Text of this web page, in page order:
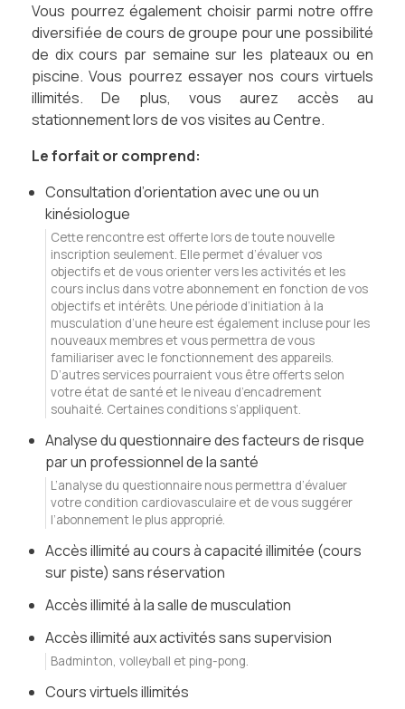
Vous pourrez également choisir parmi notre offre
diversifiée de cours de groupe pour une possibilité
de dix cours par semaine sur les plateaux ou en
piscine. Vous pourrez essayer nos cours virtuels
illimités. De plus, vous aurez accès au
stationnement lors de vos visites au Centre.
Le forfait or comprend:
Consultation d’orientation avec une ou un
kinésiologue
Cette rencontre est offerte lors de toute nouvelle
inscription seulement. Elle permet d’évaluer vos
objectifs et de vous orienter vers les activités et les
cours inclus dans votre abonnement en fonction de vos
objectifs et intérêts. Une période d’initiation à la
musculation d’une heure est également incluse pour les
nouveaux membres et vous permettra de vous
familiariser avec le fonctionnement des appareils.
D’autres services pourraient vous être offerts selon
votre état de santé et le niveau d’encadrement
souhaité. Certaines conditions s’appliquent.
Analyse du questionnaire des facteurs de risque
par un professionnel de la santé
L’analyse du questionnaire nous permettra d’évaluer
votre condition cardiovasculaire et de vous suggérer
l’abonnement le plus approprié.
Accès illimité au cours à capacité illimitée (cours
sur piste) sans réservation
Accès illimité à la salle de musculation
Accès illimité aux activités sans supervision
Badminton, volleyball et ping-pong.
Cours virtuels illimités